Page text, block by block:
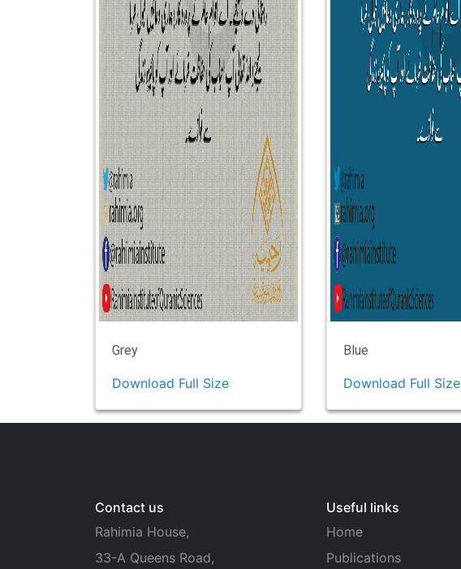
Grey
Download Full Size
Blue
Download Full Size
Contact us
Rahimia House,
33-A Queens Road,
Useful links
Home
Publications